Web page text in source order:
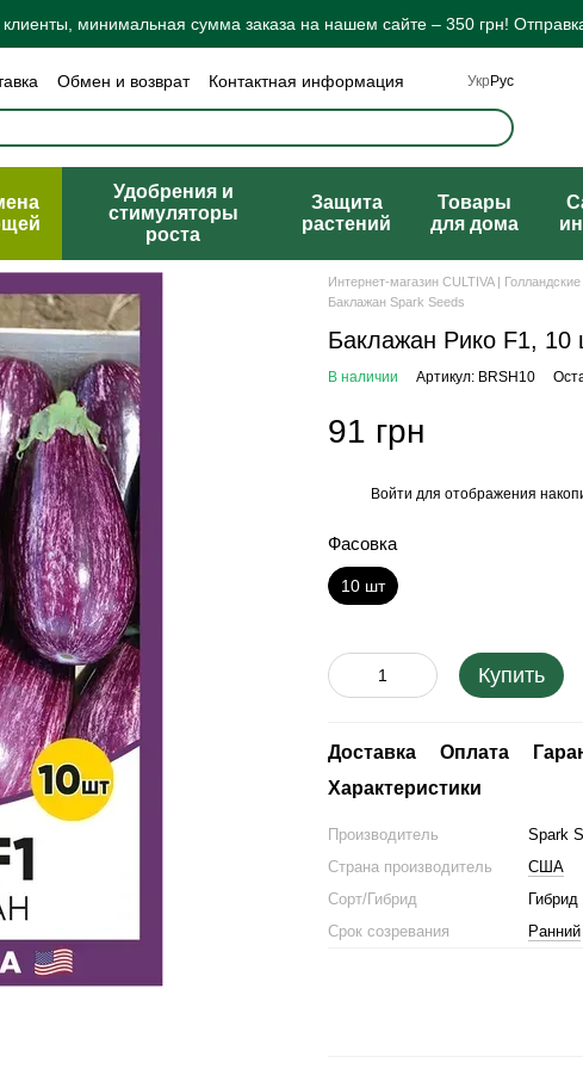
минимальная сумма заказа на нашем сайте – 350 грн!
Обмен и возврат
Контактная информация
конфиденциальности
Отзывы о магазине
Укр Рус
Удобрения и
стимуляторы
роста
Защита
растений
Товары
для дома
Интернет-магазин CULTIVA |
Баклажан Spark Seeds
Баклажан Рико F1,
В наличии Артикул: BRSH10
91 грн
Войти для отображения
Фасовка
10 шт
Купить
Доставка Оплата
Характеристики
Производитель
Spark
Страна производитель
США
Сорт/Гибрид
Гибрид
Срок созревания
Ранний